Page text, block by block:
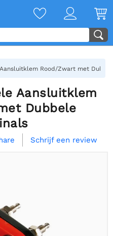
Rood/Zwart met
Aansluitklem
Dubbele
Schrijf een review